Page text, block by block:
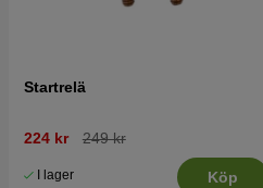
Startrelä
224 kr 249 kr
I lager Köp